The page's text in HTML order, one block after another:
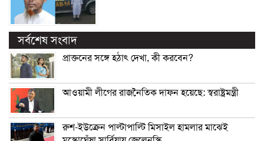
সর্বশেষ সংবাদ
প্রাক্তনের সঙ্গে হঠাৎ দেখা, কী করবেন?
আওয়ামী লীগের রাজনৈতিক দাফন হয়েছে: স্বরাষ্ট্রমন্ত্রী
রুশ-ইউক্রেন পাল্টাপাল্টি মিসাইল হামলার মাঝেই